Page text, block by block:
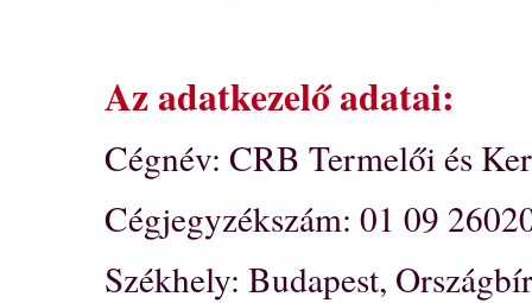
Az adatkezelő adatai:
Cégnév: CRB Termelői és
Cégjegyzékszám: 01 09
Székhely: Budapest,